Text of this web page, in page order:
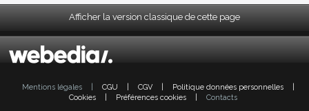
Afficher la version classique de cette page
Mentions légales CGU CGV Politique données personnelles
Cookies
Préférences cookies Contacts